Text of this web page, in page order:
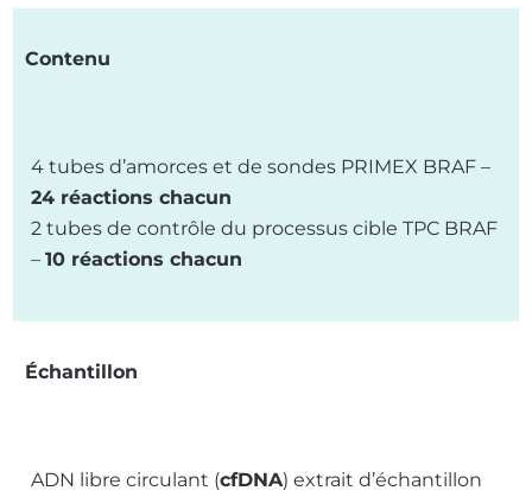
Contenu
4 tubes d’amorces et de sondes PRIMEX BRAF –
24 réactions chacun
2 tubes de contrôle du processus cible TPC BRAF
– 10 réactions chacun
Échantillon
ADN libre circulant (cfDNA) extrait d’échantillon